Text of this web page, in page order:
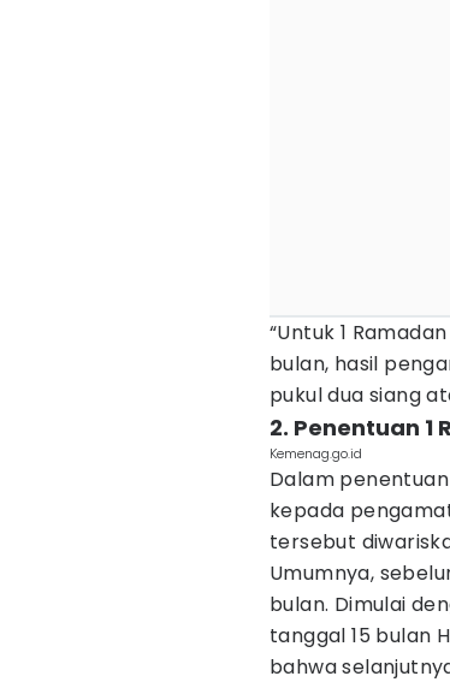
“Untuk 1
bulan, hasil
pukul dua siang
2. Penentuan
Kemenag.go.id
Dalam
kepada
tersebut
Umumnya,
bulan. Dimulai
tanggal 15 bulan
bahwa